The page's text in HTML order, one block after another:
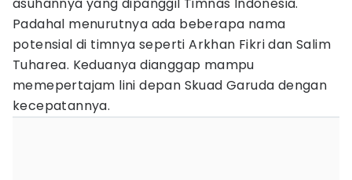
Padahal menurutnya ada beberapa nama
potensial di timnya seperti Arkhan Fikri dan Salim
Tuharea. Keduanya dianggap mampu
memepertajam lini depan Skuad Garuda dengan
kecepatannya.